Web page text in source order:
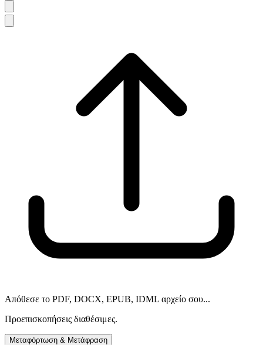
Απόθεσε το PDF, DOCX, EPUB, IDML αρχείο σου...
Προεπισκοπήσεις διαθέσιμες.
Μεταφόρτωση & Μετάφραση